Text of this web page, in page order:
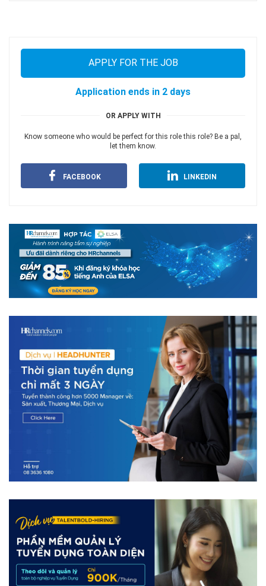
APPLY FOR THE JOB
Application ends in 2 days
OR APPLY WITH
Know someone who would be perfect for this role this role? Be a pal,
let them know.
FACEBOOK LINKEDIN